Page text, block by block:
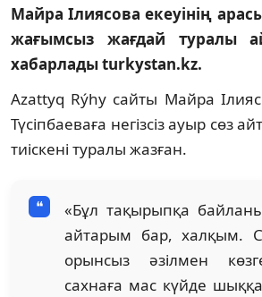
Майра Ілиясова екеуінің
жағымсыз жағдай туралы
хабарлады turkystan.kz.
Azattyq Rýhy сайты Майра
Түсіпбаеваға негізсіз ауыр сөз
тиіскені туралы жазған.
«Бұл тақырыпқа
айтарым бар, халқым.
орынсыз әзілмен
сахнаға мас күйде